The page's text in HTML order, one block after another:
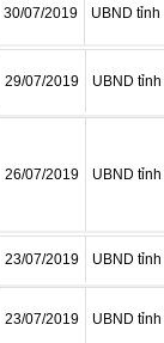
30/07/2019 UBND tỉnh
29/07/2019 UBND tỉnh
26/07/2019 UBND tỉnh
23/07/2019 UBND tỉnh
23/07/2019 UBND tỉnh